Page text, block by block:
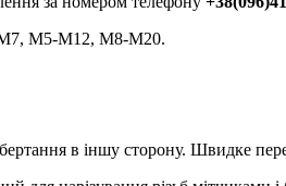
М7, М5-М12, М8-М20.
в іншу сторону. Швидке